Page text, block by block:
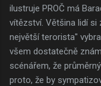
ilustruje PROČ má
vítězství. Většina lidí si
největší terorista"
všem dostatečně
scénářem, že
proto, že by